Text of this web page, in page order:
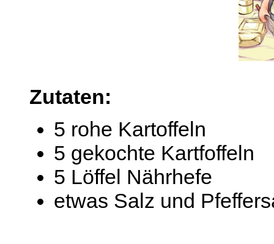
Zutaten:
5 rohe Kartoffeln
5 gekochte Kartfoffeln
5 Löffel Nährhefe
etwas Salz und